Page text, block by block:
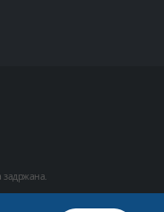
задржана.